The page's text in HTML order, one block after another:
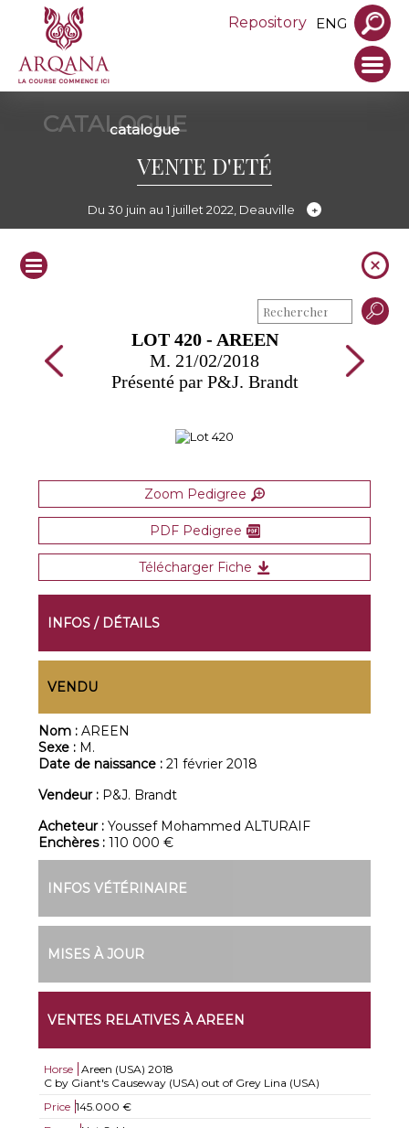
Repository ENG
CATALOGUE
catalogue
VENTE D'ETÉ
Du 30 juin au 1 juillet 2022, Deauville
LOT 420 - AREEN
M. 21/02/2018
Présenté par P&J. Brandt
Zoom Pedigree
PDF Pedigree
Télécharger Fiche
INFOS / DÉTAILS
VENDU
Nom :AREEN
Sexe : M.
Date de naissance :21 février 2018
Vendeur : P&J. Brandt
Acheteur :Youssef Mohammed ALTURAIF
Enchères :110 000 €
INFOS VÉTÉRINAIRE
MISES À JOUR
VENTES RELATIVES À AREEN
Horse Areen (USA) 2018
C by Giant's Causeway (USA) out of Grey Lina (USA)
Price 145.000 €